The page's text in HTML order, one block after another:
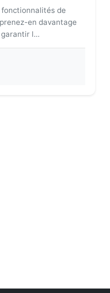
de
en davantage
l...
sur Instagram